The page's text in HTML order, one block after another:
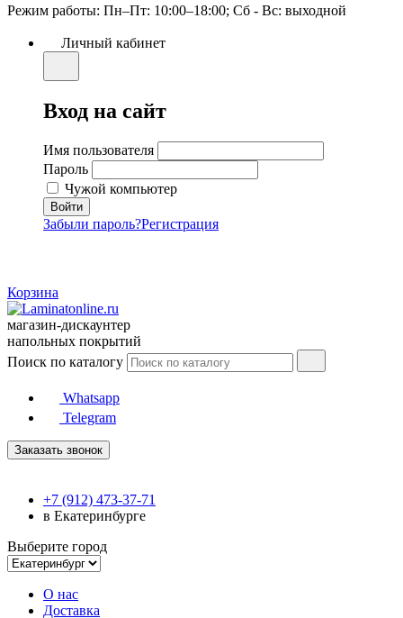
Режим работы: Пн–Пт: 10:00–18:00; Сб - Вс: выходной
Личный кабинет
Вход на сайт
Имя пользователя
Пароль
Чужой компьютер
Забыли пароль?Регистрация
Корзина
магазин-дискаунтер
напольных покрытий
Поиск по каталогу
Whatsapp
Telegram
Заказать звонок
+7 (912) 473-37-71
в Екатеринбурге
Выберите город
О нас
Доставка